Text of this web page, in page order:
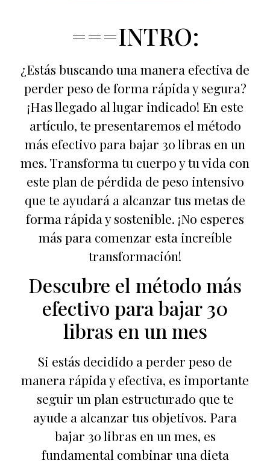
===INTRO:
¿Estás buscando una manera efectiva de
perder peso de forma rápida y segura?
¡Has llegado al lugar indicado! En este
artículo, te presentaremos el método
más efectivo para bajar 30 libras en un
mes. Transforma tu cuerpo y tu vida con
este plan de pérdida de peso intensivo
que te ayudará a alcanzar tus metas de
forma rápida y sostenible. ¡No esperes
más para comenzar esta increíble
transformación!
Descubre el método más
efectivo para bajar 30
libras en un mes
Si estás decidido a perder peso de
manera rápida y efectiva, es importante
seguir un plan estructurado que te
ayude a alcanzar tus objetivos. Para
bajar 30 libras en un mes, es
fundamental combinar una dieta